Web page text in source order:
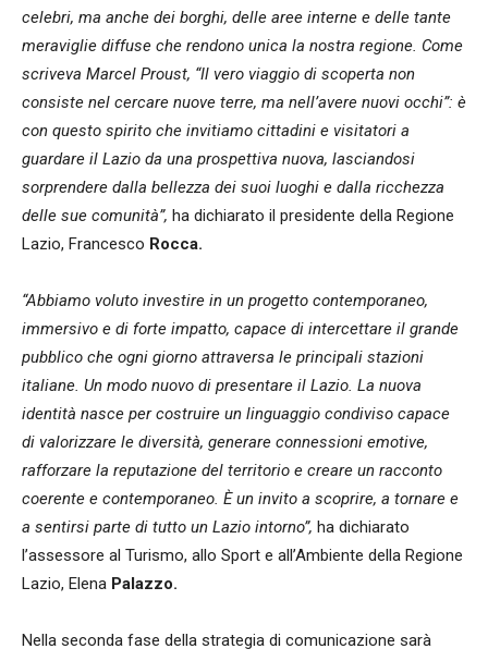
celebri, ma anche dei borghi, delle aree interne e delle tante
meraviglie diffuse che rendono unica la nostra regione. Come
scriveva Marcel Proust, “Il vero viaggio di scoperta non
consiste nel cercare nuove terre, ma nell’avere nuovi occhi”: è
con questo spirito che invitiamo cittadini e visitatori a
guardare il Lazio da una prospettiva nuova, lasciandosi
sorprendere dalla bellezza dei suoi luoghi e dalla ricchezza
delle sue comunità”, ha dichiarato il presidente della Regione
Lazio, Francesco Rocca.
“Abbiamo voluto investire in un progetto contemporaneo,
immersivo e di forte impatto, capace di intercettare il grande
pubblico che ogni giorno attraversa le principali stazioni
italiane. Un modo nuovo di presentare il Lazio. La nuova
identità nasce per costruire un linguaggio condiviso capace
di valorizzare le diversità, generare connessioni emotive,
rafforzare la reputazione del territorio e creare un racconto
coerente e contemporaneo. È un invito a scoprire, a tornare e
a sentirsi parte di tutto un Lazio intorno”, ha dichiarato
l’assessore al Turismo, allo Sport e all’Ambiente della Regione
Lazio, Elena Palazzo.
Nella seconda fase della strategia di comunicazione sarà